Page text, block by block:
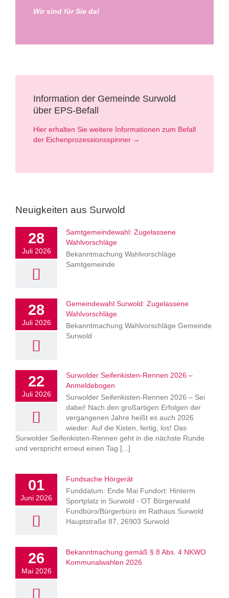
Wir sind für Sie da!
Information der Gemeinde Surwold
über EPS-Befall
Hier erhalten Sie weitere Informationen zum Befall
der Eichenprozessionsspinner →
Neuigkeiten aus Surwold
28
Juli 2026
Samtgemeindewahl: Zugelassene
Wahlvorschläge
Bekanntmachung Wahlvorschläge
Samtgemeinde
28
Juli 2026
Gemeindewahl Surwold: Zugelassene
Wahlvorschläge
Bekanntmachung Wahlvorschläge Gemeinde
Surwold
22
Juli 2026
Surwolder Seifenkisten-Rennen 2026 –
Anmeldebogen
Surwolder Seifenkisten-Rennen 2026 – Sei
dabei! Nach den großartigen Erfolgen der
vergangenen Jahre heißt es auch 2026
wieder: Auf die Kisten, fertig, los! Das
Surwolder Seifenkisten-Rennen geht in die nächste Runde
und verspricht erneut einen Tag [...]
01
Juni 2026
Fundsache Hörgerät
Funddatum: Ende Mai Fundort: Hinterm
Sportplatz in Surwold - OT Börgerwald
Fundbüro/Bürgerbüro im Rathaus Surwold
Hauptstraße 87, 26903 Surwold
26
Mai 2026
Bekanntmachung gemäß § 8 Abs. 4 NKWO
Kommunalwahlen 2026